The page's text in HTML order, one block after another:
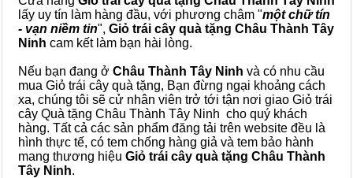
lấy uy tín làm hàng đầu, với phương châm "một chữ tín
- vạn niềm tin", Giỏ trái cây quà tặng Châu Thành Tây
Ninh cam kết làm bạn hài lòng.
Nếu bạn đang ở Châu Thành Tây Ninh và có nhu cầu
mua Giỏ trái cây quà tặng, Bạn đừng ngại khoảng cách
xa, chúng tôi sẽ cử nhân viên trở tới tận nơi giao Giỏ trái
cây Quà tặng Châu Thành Tây Ninh cho quý khách
hàng. Tất cả các sản phẩm đăng tải trên website đều là
hình thực tế, có tem chống hàng giả và tem bảo hành
mang thương hiệu Giỏ trái cây quà tặng Châu Thành
Tây Ninh.